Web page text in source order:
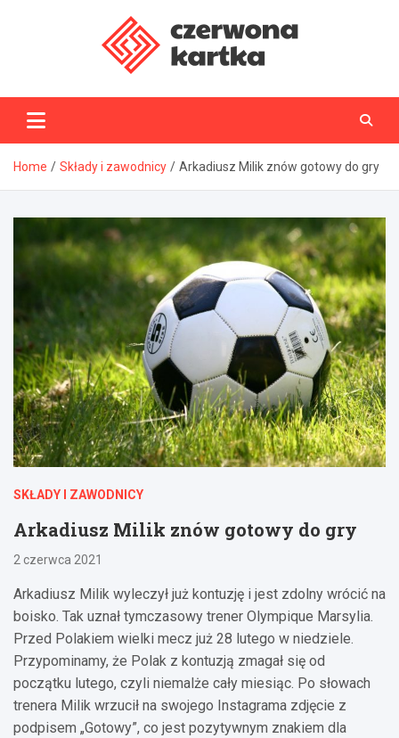
CzerwonaKartka.pl
Home Składy i zawodnicy Arkadiusz Milik znów gotowy do gry
SKŁADY I ZAWODNICY
Arkadiusz Milik znów gotowy do gry
2 czerwca 2021
Arkadiusz Milik wyleczył już kontuzję i jest zdolny wrócić na
boisko. Tak uznał tymczasowy trener Olympique Marsylia.
Przed Polakiem wielki mecz już 28 lutego w niedziele.
Przypominamy, że Polak z kontuzją zmagał się od
początku lutego, czyli niemalże cały miesiąc. Po słowach
trenera Milik wrzucił na swojego Instagrama zdjęcie z
podpisem „Gotowy”, co jest pozytywnym znakiem dla